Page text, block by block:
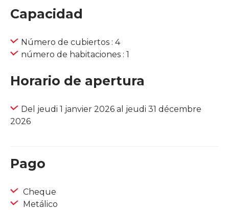
Capacidad
Número de cubiertos : 4
número de habitaciones : 1
Horario de apertura
Del jeudi 1 janvier 2026 al jeudi 31 décembre
2026
Pago
Cheque
Metálico